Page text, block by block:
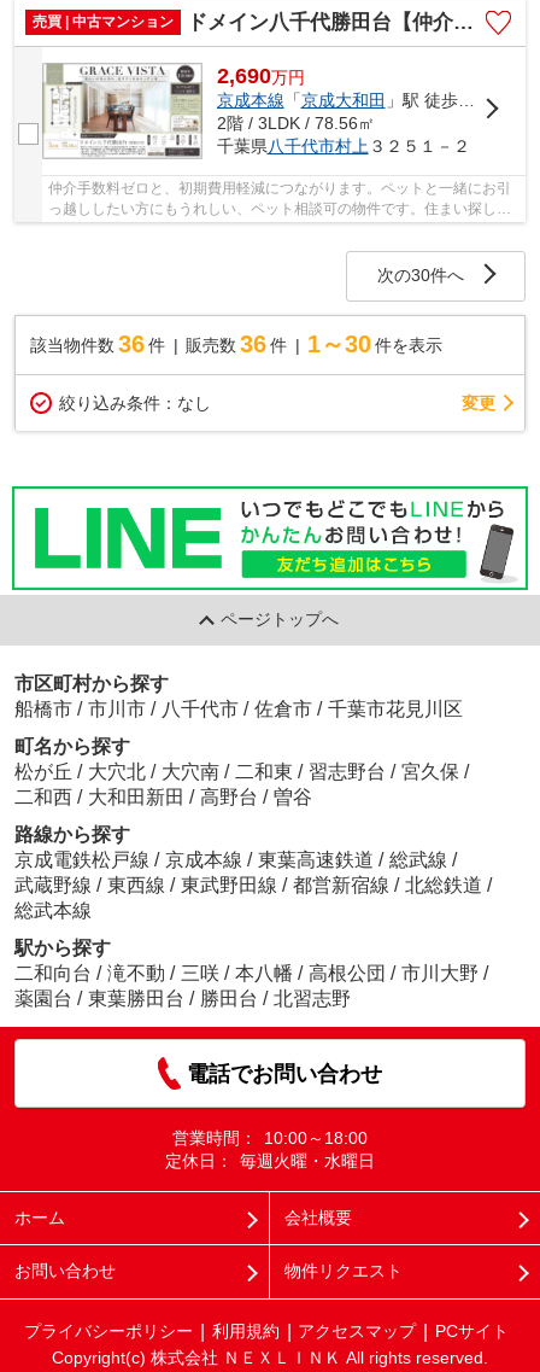
売買 | 中古マンション
ドメイン八千代勝田台【仲介手数料無料】
2,690万円
京成本線 「京成大和田 」駅 徒歩9分
2階 / 3LDK / 78.56㎡
千葉県八千代市村上 ３２５１－２
仲介手数料ゼロと、初期費用軽減につながります。ペットと一緒にお引
っ越ししたい方にもうれしい、ペット相談可の物件です。住まい探しで
次の30件へ
該当物件数 36件 販売数 36 件 1～30 件を表示
絞り込み条件： なし 変更
ページトップへ
市区町村から探す
船橋市 / 市川市 / 八千代市 / 佐倉市 / 千葉市花見川区
町名から探す
松が丘 / 大穴北 / 大穴南 / 二和東 / 習志野台 / 宮久保 /
二和西 / 大和田新田 / 高野台 / 曽谷
路線から探す
京成電鉄松戸線 / 京成本線 / 東葉高速鉄道 / 総武線 /
武蔵野線 / 東西線 / 東武野田線 / 都営新宿線 / 北総鉄道 /
総武本線
駅から探す
二和向台 / 滝不動 / 三咲 / 本八幡 / 高根公団 / 市川大野 /
薬園台 / 東葉勝田台 / 勝田台 / 北習志野
電話でお問い合わせ
営業時間：
10:00～18:00
定休日：
毎週火曜・水曜日
ホーム 会社概要
お問い合わせ 物件リクエスト
プライバシーポリシー 利用規約 アクセスマップ
PCサイト
Copyright(c) 株式会社 ＮＥＸＬＩＮＫ All rights reserved.